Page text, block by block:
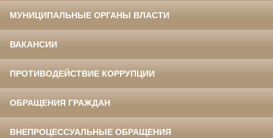
МУНИЦИПАЛЬНЫЕ ОРГАНЫ ВЛАСТИ
ВАКАНСИИ
ПРОТИВОДЕЙСТВИЕ КОРРУПЦИИ
ОБРАЩЕНИЯ ГРАЖДАН
ВНЕПРОЦЕССУАЛЬНЫЕ ОБРАЩЕНИЯ